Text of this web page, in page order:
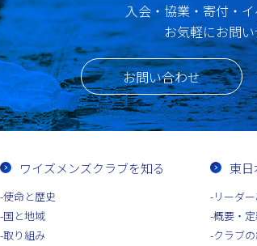
入会・協業・寄付・
お気軽にお問
お問い合わせ
ワイズメンズクラブを知る
使命と歴史
国と地域
取り組み
東
リーダ
概要・
クラブ